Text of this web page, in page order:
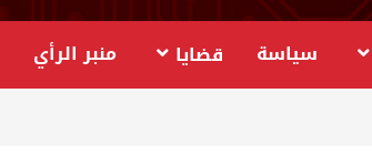
سياسة قضايا منبر الرأي